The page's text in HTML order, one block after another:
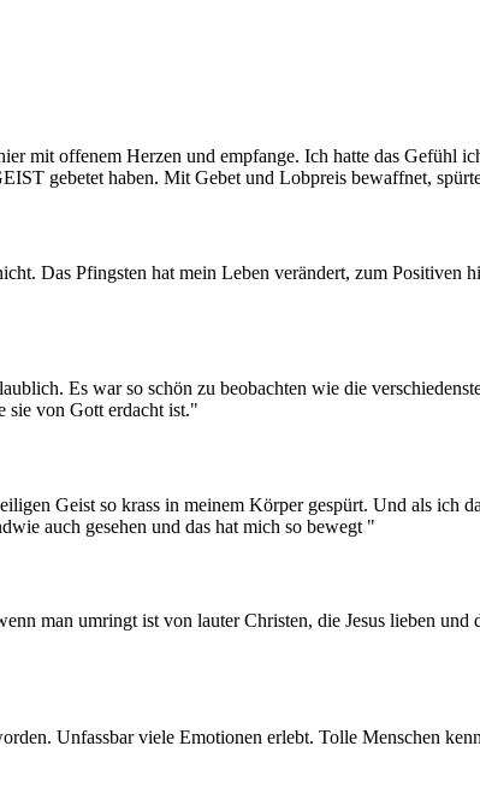
mit offenem Herzen und empfange. Ich hatte das Gefühl
gebetet haben. Mit Gebet und Lobpreis bewaffnet,
Das Pfingsten hat mein Leben verändert, zum
Es war so schön zu beobachten wie die
sie von Gott erdacht ist."
Geist so krass in meinem Körper gespürt. Und als ich
auch gesehen und das hat mich so bewegt "
man umringt ist von lauter Christen, die Jesus lieben
Unfassbar viele Emotionen erlebt. Tolle Menschen